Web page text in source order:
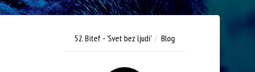
52. Bitef - 'Svet bez ljudi' Blog